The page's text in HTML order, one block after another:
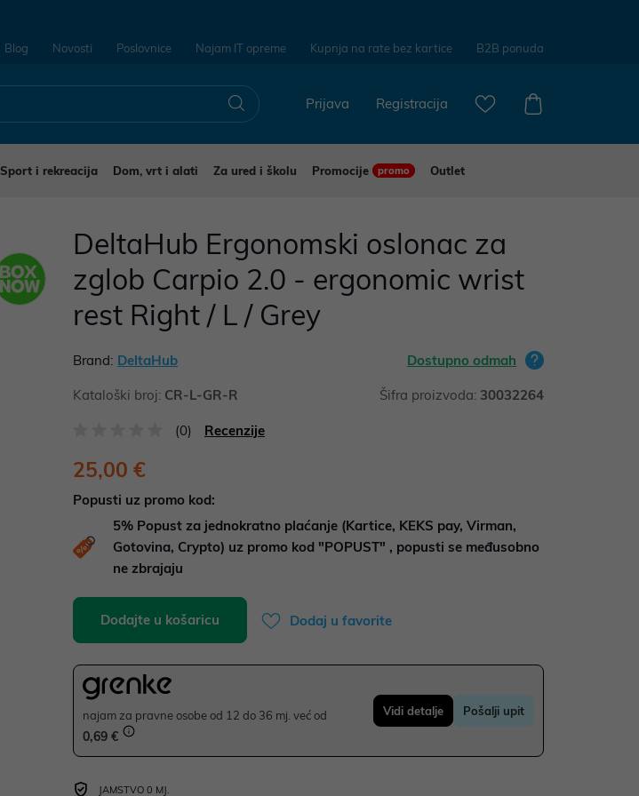
Blog Novosti Poslovnice Najam IT opreme Kupnja na rate bez kartice B2B ponuda
Registracija
Prijava
Sport i rekreacija Dom, vrt i alati Za ured i školu Promocije promo
Outlet
DeltaHub Ergonomski oslonac za
zglob Carpio 2.0 - ergonomic wrist
rest Right / L / Grey
Brand: DeltaHub Dostupno odmah
Kataloški broj: CR-L-GR-R Šifra proizvoda: 30032264
(0) Recenzije
25,00 €
Popusti uz promo kod:
5% Popust za jednokratno plaćanje (Kartice, KEKS pay, Virman,
Gotovina, Crypto) uz promo kod "POPUST" , popusti se međusobno
ne zbrajaju
Dodajte u košaricu Dodaj u favorite
najam za pravne osobe od 12 do 36 mj. već od
0,69 €
Vidi detalje Pošalji upit
JAMSTVO 0 MJ.